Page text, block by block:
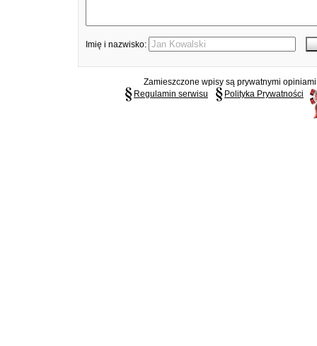
Imię i nazwisko:
Zamieszczone wpisy są prywatnymi
Regulamin serwisu
Polityka Prywatności